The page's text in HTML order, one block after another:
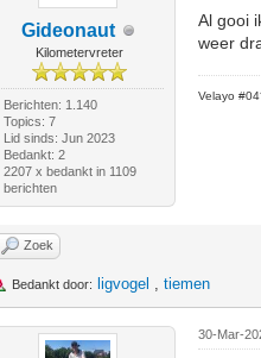
Gideonaut
Kilometervreter
Berichten: 1.140
Topics: 7
Lid sinds: Jun 2023
Bedankt: 2
2207 x bedankt in 1109
berichten
Al gooi
weer
Velayo #0
Zoek
Bedankt door: ligvogel ,tiemen
30-Mar-